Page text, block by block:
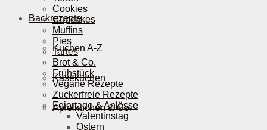
Backrezepte
Kuchen A-Z
Käsekuchen
Apfelkuchen & Co.
Cookies
Cupcakes
Muffins
Pies
Tartes
Brot & Co.
Frühstück
Vegane Rezepte
Zuckerfreie Rezepte
Feiertage & Anlässe
Valentinstag
Ostern